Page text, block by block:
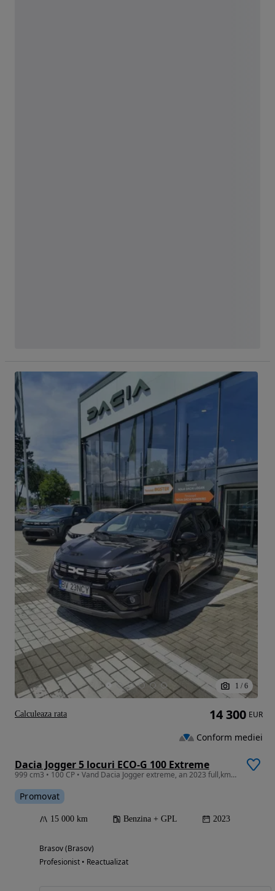
1 / 6
Dacia Jogger 5 locuri ECO-G 100 Extreme
999 cm3 • 100 CP • Vand Dacia Jogger extreme, an 2023 full,km 15000, reali.
Promovat
15 000 km Benzina + GPL 2023
Brasov (Brasov)
Profesionist • Reactualizat
14 300 EUR
Conform mediei
Calculeaza rata